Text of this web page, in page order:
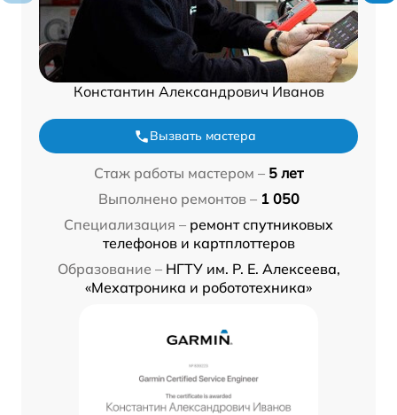
Константин Александрович Иванов
Вызвать мастера
Стаж работы мастером – 5 лет
Выполнено ремонтов – 1 050
Специализация – ремонт спутниковых
телефонов и картплоттеров
Образование – НГТУ им. Р. Е. Алексеева,
«Мехатроника и робототехника»